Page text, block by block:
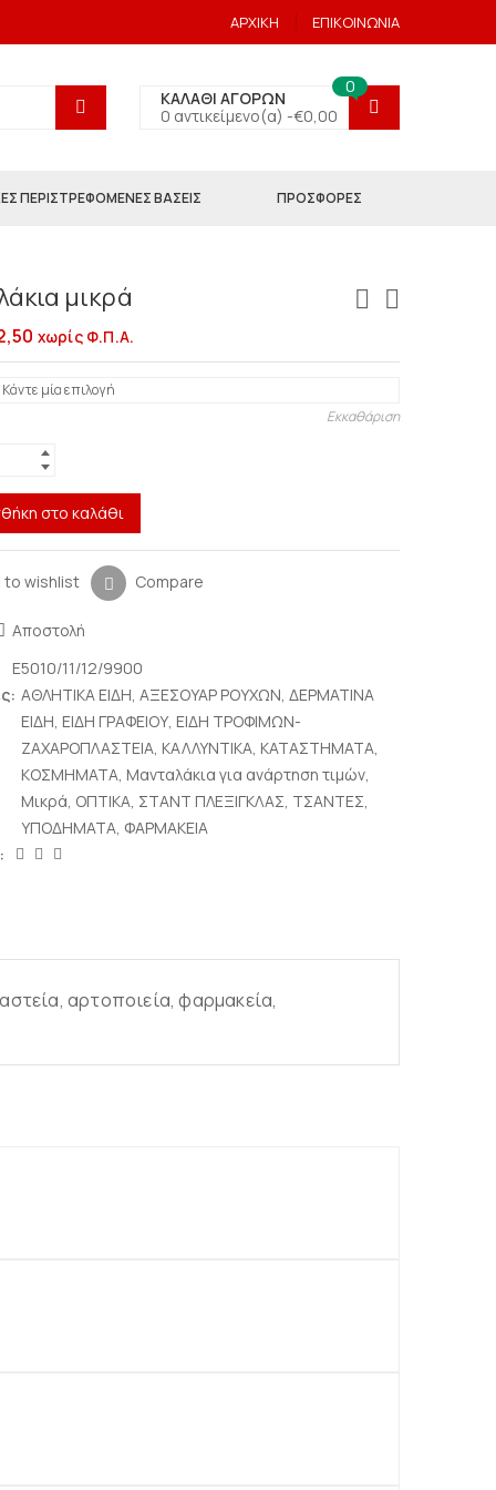
ΑΡΧΙΚΗ ΕΠΙΚΟΙΝΩΝΙΑ
ΚΑΛΑΘΙ ΑΓΟΡΩΝ
0 αντικείμενο(α) -€0,00
0
ΠΕΡΙΣΤΡΕΦΟΜΕΝΕΣ ΒΑΣΕΙΣ ΠΡΟΣΦΟΡΕΣ
μικρά
χωρίς Φ.Π.Α.
Εκκαθάριση
στο καλάθι
to wishlist Compare
Αποστολή
E5010/11/12/9900
ΑΘΛΗΤΙΚΑ ΕΙΔΗ, ΑΞΕΣΟΥΑΡ ΡΟΥΧΩΝ, ΔΕΡΜΑΤΙΝΑ
ΕΙΔΗ, ΕΙΔΗ ΓΡΑΦΕΙΟΥ, ΕΙΔΗ ΤΡΟΦΙΜΩΝ-
ΖΑΧΑΡΟΠΛΑΣΤΕΙΑ, ΚΑΛΛΥΝΤΙΚΑ, ΚΑΤΑΣΤΗΜΑΤΑ,
ΚΟΣΜΗΜΑΤΑ, Μανταλάκια για ανάρτηση τιμών,
Μικρά, ΟΠΤΙΚΑ, ΣΤΑΝΤ ΠΛΕΞΙΓΚΛΑΣ, ΤΣΑΝΤΕΣ,
ΥΠΟΔΗΜΑΤΑ, ΦΑΡΜΑΚΕΙΑ
αρτοποιεία, φαρμακεία,